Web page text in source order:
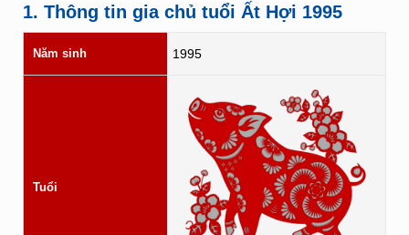
1. Thông tin gia chủ tuổi Ất Hợi 1995
Năm sinh 1995
Tuổi